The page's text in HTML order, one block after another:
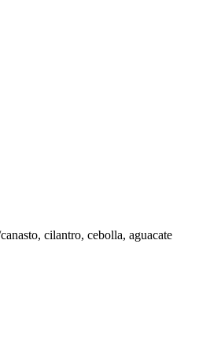
cilantro, cebolla, aguacate